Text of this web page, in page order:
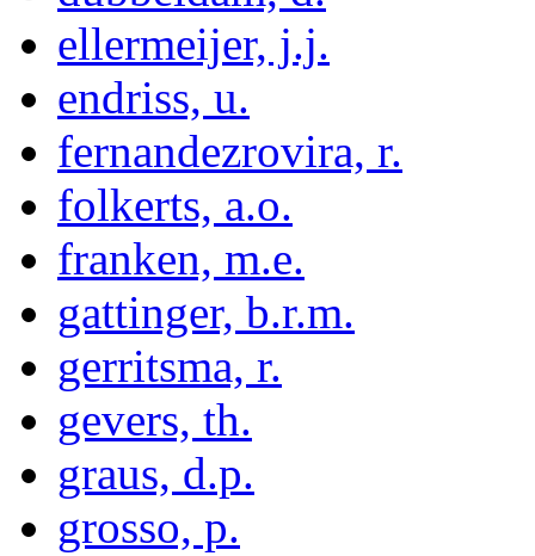
ellermeijer, j.j.
endriss, u.
fernandezrovira, r.
folkerts, a.o.
franken, m.e.
gattinger, b.r.m.
gerritsma, r.
gevers, th.
graus, d.p.
grosso, p.